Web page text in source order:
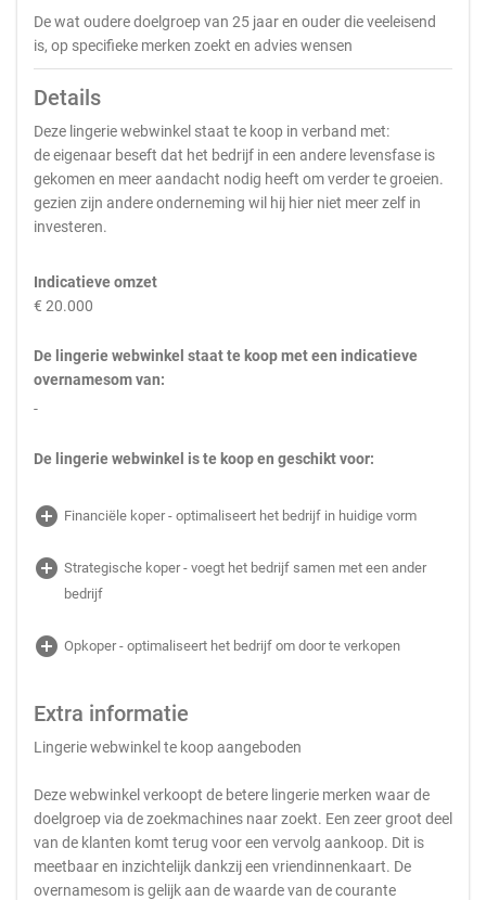
De wat oudere doelgroep van 25 jaar en ouder die veeleisend
is, op specifieke merken zoekt en advies wensen
Details
Deze lingerie webwinkel staat te koop in verband met:
de eigenaar beseft dat het bedrijf in een andere levensfase is
gekomen en meer aandacht nodig heeft om verder te groeien.
gezien zijn andere onderneming wil hij hier niet meer zelf in
investeren.
Indicatieve omzet
€ 20.000
De lingerie webwinkel staat te koop met een indicatieve
overnamesom van:
-
De lingerie webwinkel is te koop en geschikt voor:
add_circle Financiële koper - optimaliseert het bedrijf in huidige vorm
add_circle Strategische koper - voegt het bedrijf samen met een ander
bedrijf
add_circle Opkoper - optimaliseert het bedrijf om door te verkopen
Extra informatie
Lingerie webwinkel te koop aangeboden
Deze webwinkel verkoopt de betere lingerie merken waar de
doelgroep via de zoekmachines naar zoekt. Een zeer groot deel
van de klanten komt terug voor een vervolg aankoop. Dit is
meetbaar en inzichtelijk dankzij een vriendinnenkaart. De
overnamesom is gelijk aan de waarde van de courante